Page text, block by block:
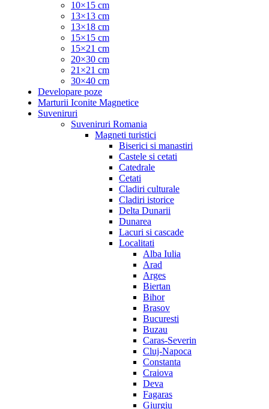
10×15 cm
13×13 cm
13×18 cm
15×15 cm
15×21 cm
20×30 cm
21×21 cm
30×40 cm
Developare poze
Marturii Iconite Magnetice
Suveniruri
Suveniruri Romania
Magneti turistici
Biserici si manastiri
Castele si cetati
Catedrale
Cetati
Cladiri culturale
Cladiri istorice
Delta Dunarii
Dunarea
Lacuri si cascade
Localitati
Alba Iulia
Arad
Arges
Biertan
Bihor
Brasov
Bucuresti
Buzau
Caras-Severin
Cluj-Napoca
Constanta
Craiova
Deva
Fagaras
Giurgiu